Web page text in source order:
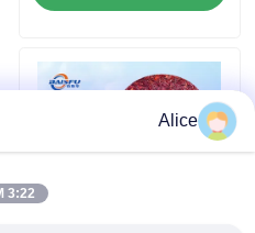
مراقبة الجودة
اتصل بنا
أخبار
Alice
3:22 AM